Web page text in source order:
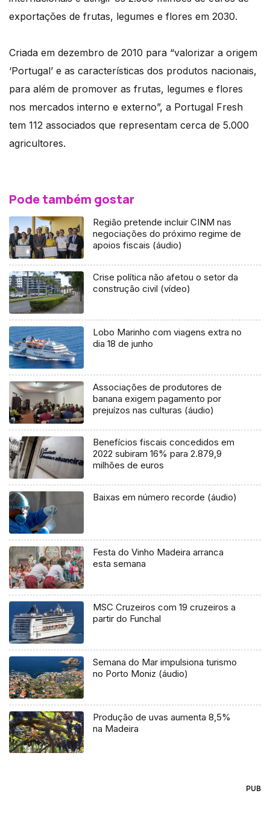
exportações de frutas, legumes e flores em 2030.
Criada em dezembro de 2010 para “valorizar a origem
‘Portugal’ e as características dos produtos nacionais,
para além de promover as frutas, legumes e flores
nos mercados interno e externo”, a Portugal Fresh
tem 112 associados que representam cerca de 5.000
agricultores.
Pode também gostar
Região pretende incluir CINM nas
negociações do próximo regime de
apoios fiscais (áudio)
Crise política não afetou o setor da
construção civil (vídeo)
Lobo Marinho com viagens extra no
dia 18 de junho
Associações de produtores de
banana exigem pagamento por
prejuízos nas culturas (áudio)
Benefícios fiscais concedidos em
2022 subiram 16% para 2.879,9
milhões de euros
Baixas em número recorde (áudio)
Festa do Vinho Madeira arranca
esta semana
MSC Cruzeiros com 19 cruzeiros a
partir do Funchal
Semana do Mar impulsiona turismo
no Porto Moniz (áudio)
Produção de uvas aumenta 8,5%
na Madeira
PUB